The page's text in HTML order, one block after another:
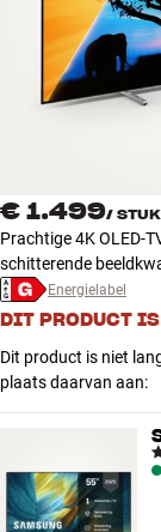
Accessoires
NIEUW
Winkels
Klantenservice
Inloggen
€ 1.499/ STUK
Prachtige 4K OLED-
schitterende
Energielabel
DIT PRODUCT
Dit product is niet
plaats daarvan aan: